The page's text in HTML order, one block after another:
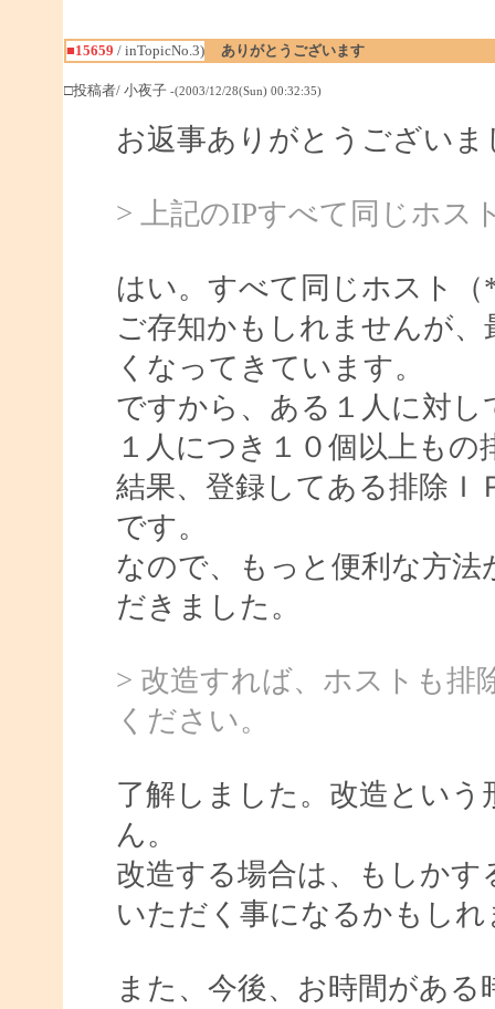
■15659 / inTopicNo.3) ありがとうございます
□投稿者/ 小夜子 -(2003/12/28(Sun) 00:32:35)
お返事ありがとうございま
> 上記のIPすべて同じホス
はい。すべて同じホスト（
ご存知かもしれませんが
くなってきています。
ですから、ある１人に対
１人につき１０個以上も
結果、登録してある排除
です。
なので、もっと便利な方
だきました。
> 改造すれば、ホストも排
ください。
了解しました。改造とい
ん。
改造する場合は、もしか
いただく事になるかもし
また、今後、お時間がある